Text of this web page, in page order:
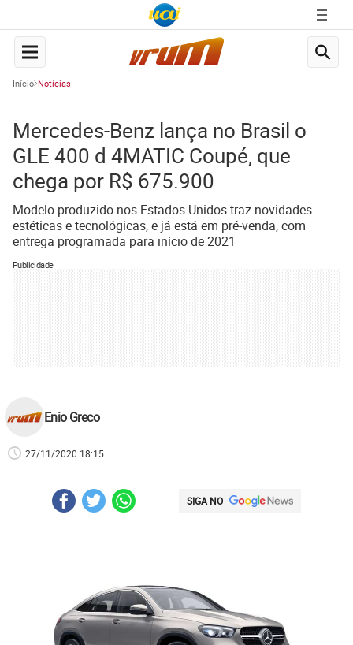
Início Notícias
Mercedes-Benz lança no Brasil o
GLE 400 d 4MATIC Coupé, que
chega por R$ 675.900
Modelo produzido nos Estados Unidos traz novidades
estéticas e tecnológicas, e já está em pré-venda, com
entrega programada para início de 2021
Publicidade
Enio Greco
27/11/2020 18:15
SIGA NO